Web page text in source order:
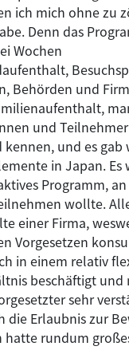
ich mich ohne zu
Denn das
Wochen
Behörden und
und
kennen, und es gab
in Japan. Es
Programm,
wollte.
einer Firma,
Vorgesetzen
in einem relativ
beschäftigt und
sehr
die Erlaubnis zur
hatte rundum